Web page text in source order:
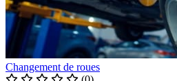
Changement de roues